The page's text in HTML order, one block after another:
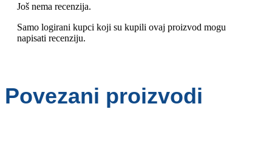
Još nema recenzija.
Samo logirani kupci koji su kupili ovaj proizvod mogu
napisati recenziju.
Povezani proizvodi